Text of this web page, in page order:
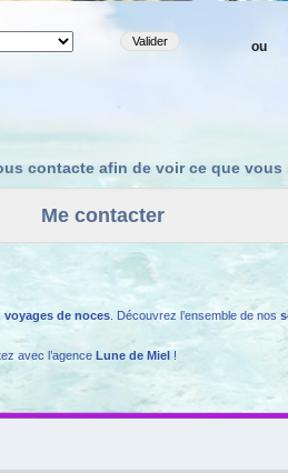
ou
contacte afin de voir ce que vous
voyages de noces . Découvrez l’ensemble de nos
avec l’agence Lune de Miel !